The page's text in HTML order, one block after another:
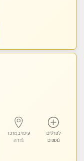
לפרטים
נוספים
עיסוי במרכז
גדרה